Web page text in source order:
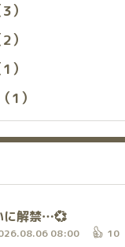
）
）
）
1）
に解禁…💞
08:00 10